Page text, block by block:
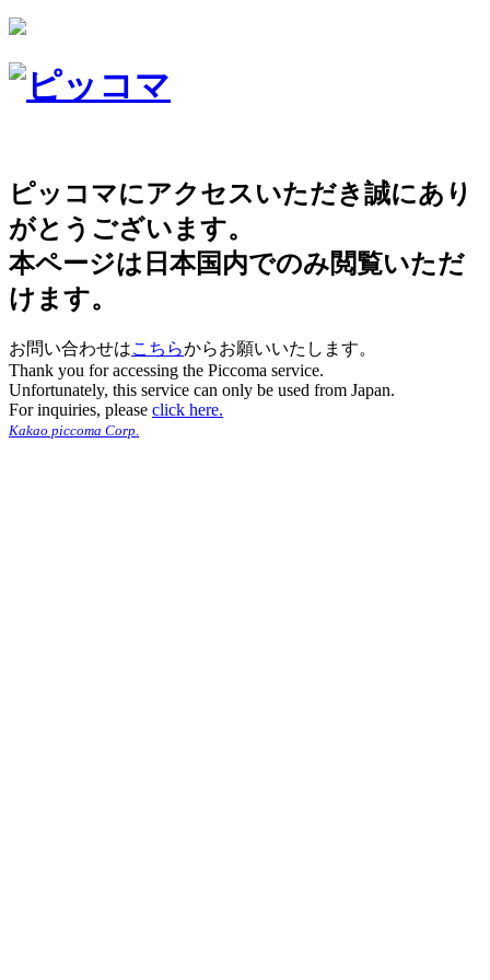
ピッコマにアクセスいただき誠にあり
がとうございます。
本ページは日本国内でのみ閲覧いただ
けます。
お問い合わせはこちらからお願いいたします。
Thank you for accessing the Piccoma service.
Unfortunately, this service can only be used from Japan.
For inquiries, please click here.
Kakao piccoma Corp.